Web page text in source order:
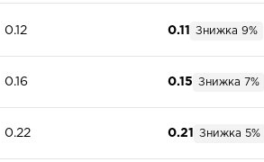
0.12 0.11 Знижка 9%
0.16 0.15 Знижка 7%
0.22 0.21 Знижка 5%